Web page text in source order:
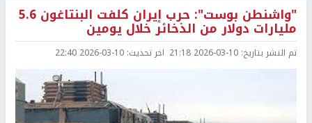
"واشنطن بوست": حرب إيران كلفت البنتاغون 5.6
مليارات دولار من الذخائر خلال يومين
تم النشر بتاريخ: 2026-03-10 21:18 اخر تحديث: 2026-03-10 22:40